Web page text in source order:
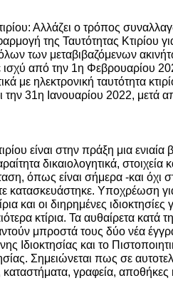
Αλλάζει ο τρόπος
της Ταυτότητας Κτιρίου
των μεταβιβαζόμενων
ισχύ από την 1η Φεβρουαρίου
με ηλεκτρονική ταυτότητα
την 31η Ιανουαρίου 2022, μετά
είναι στην πράξη μια
δικαιολογητικά, στοιχεία
όπως είναι σήμερα -και όχι
κατασκευάστηκε. Υποχρέωση
και οι διηρημένες ιδιοκτησίες
κτίρια. Τα αυθαίρετα
μπροστά τους δύο νέα
Ιδιοκτησίας και το
Σημειώνεται πως σε
καταστήματα, γραφεία,